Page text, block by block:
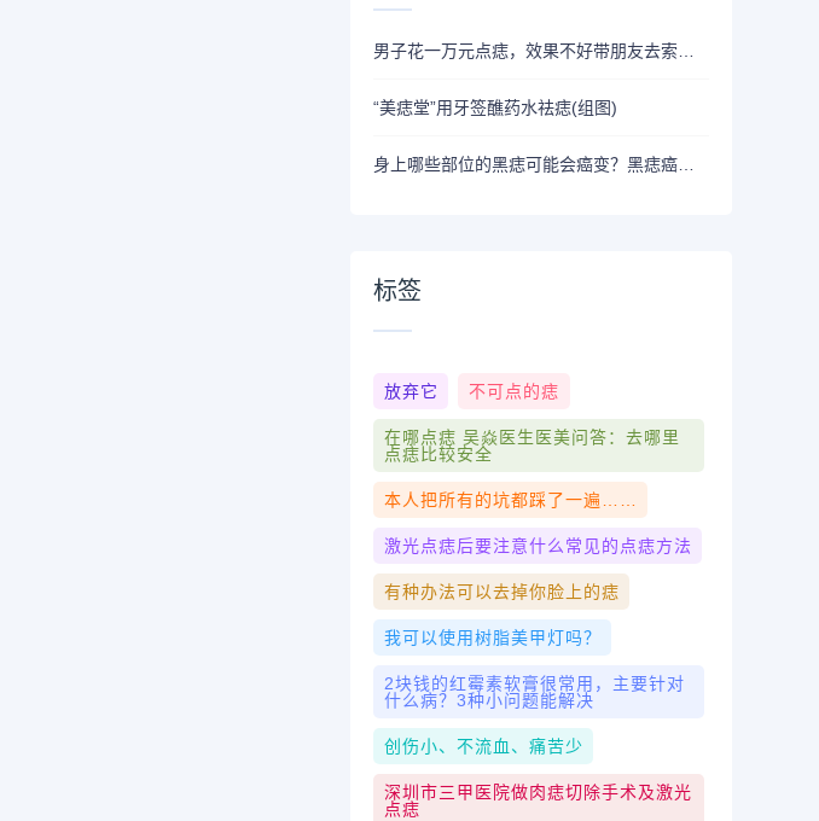
“美痣堂”用牙签醮药水祛痣(组图)
标签
放弃它 不可点的痣
在哪点痣 吴焱医生医美问答：去哪里
点痣比较安全
本人把所有的坑都踩了一遍……
激光点痣后要注意什么常见的点痣方法
有种办法可以去掉你脸上的痣
我可以使用树脂美甲灯吗？
2块钱的红霉素软膏很常用，主要针对
什么病？3种小问题能解决
创伤小、不流血、痛苦少
深圳市三甲医院做肉痣切除手术及激光
点痣